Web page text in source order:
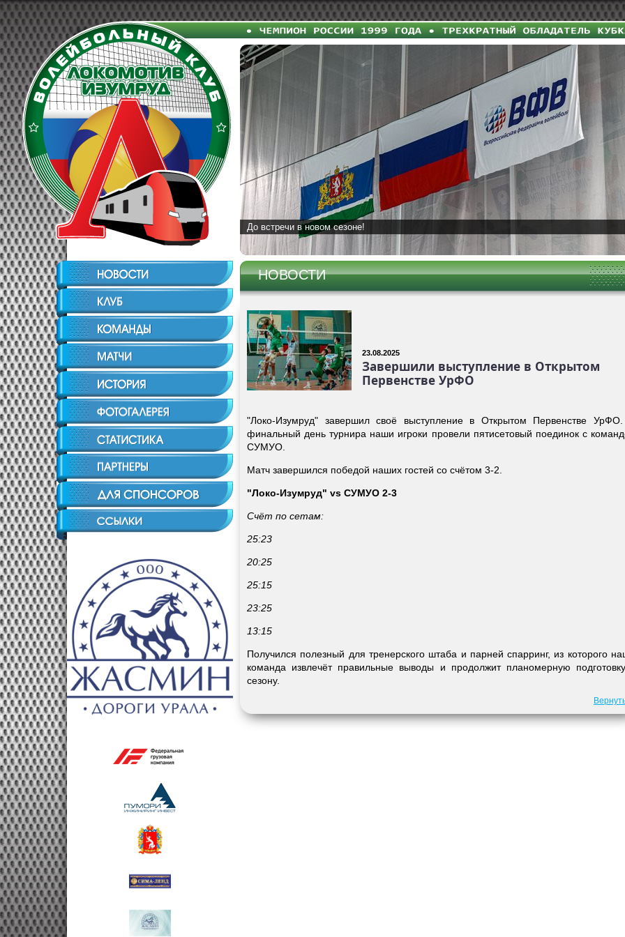
До встречи в новом сезоне!
НОВОСТИ
23.08.2025
Завершили выступление в Открытом
Первенстве УрФО
"Локо-Изумруд" завершил своё выступление в Открытом Первенстве
финальный день турнира наши игроки провели пятисетовый поединок с
СУМУО.
Матч завершился победой наших гостей со счётом 3-2.
"Локо-Изумруд" vs СУМУО 2-3
Счёт по сетам:
25:23
20:25
25:15
23:25
13:15
Получился полезный для тренерского штаба и парней спарринг, из которого
команда извлечёт правильные выводы и продолжит планомерную
сезону.